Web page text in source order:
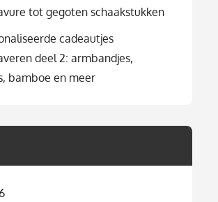
tot gegoten schaakstukken
cadeautjes
deel 2: armbandjes,
bamboe en meer